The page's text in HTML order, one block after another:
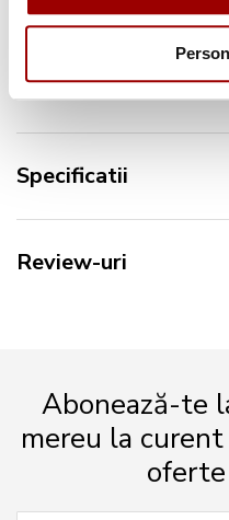
Descriere
Specificatii
Review-uri
Abonează-te
mereu la